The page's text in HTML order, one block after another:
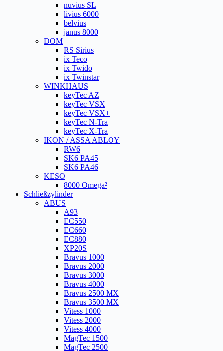
nuvius SL
livius 6000
belvius
janus 8000
DOM
RS Sirius
ix Teco
ix Twido
ix Twinstar
WINKHAUS
keyTec AZ
keyTec VSX
keyTec VSX+
keyTec N-Tra
keyTec X-Tra
IKON / ASSA ABLOY
RW6
SK6 PA45
SK6 PA46
KESO
8000 Omega²
Schließzylinder
ABUS
A93
EC550
EC660
EC880
XP20S
Bravus 1000
Bravus 2000
Bravus 3000
Bravus 4000
Bravus 2500 MX
Bravus 3500 MX
Vitess 1000
Vitess 2000
Vitess 4000
MagTec 1500
MagTec 2500